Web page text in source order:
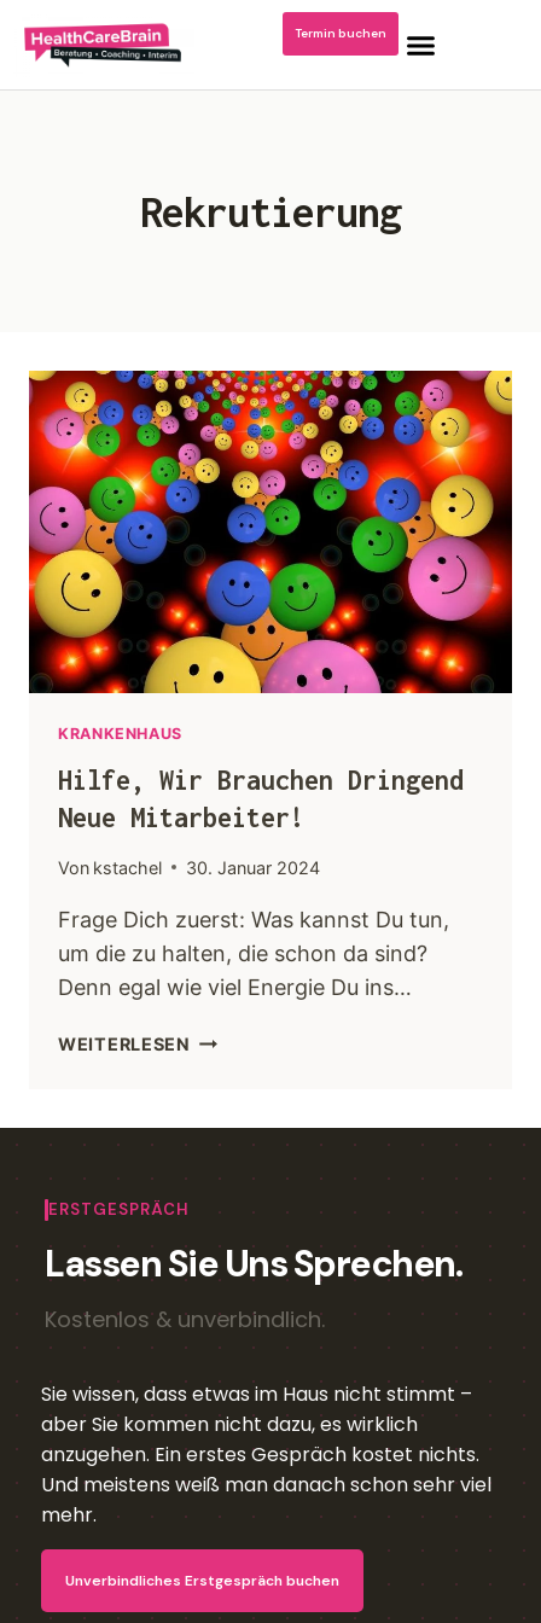
Über mich
Publikationen
Keynotes
Faqs
Kontakt
Termin buchen
Rekrutierung
KRANKENHAUS
Hilfe, Wir Brauchen Dringend
Neue Mitarbeiter!
Von kstachel 30. Januar 2024
Frage Dich zuerst: Was kannst Du tun,
um die zu halten, die schon da sind?
Denn egal wie viel Energie Du ins…
WEITERLESEN
ERSTGESPRÄCH
Lassen Sie Uns Sprechen.
Kostenlos & unverbindlich.
Sie wissen, dass etwas im Haus nicht stimmt –
aber Sie kommen nicht dazu, es wirklich
anzugehen. Ein erstes Gespräch kostet nichts.
Und meistens weiß man danach schon sehr viel
mehr.
Unverbindliches Erstgespräch buchen